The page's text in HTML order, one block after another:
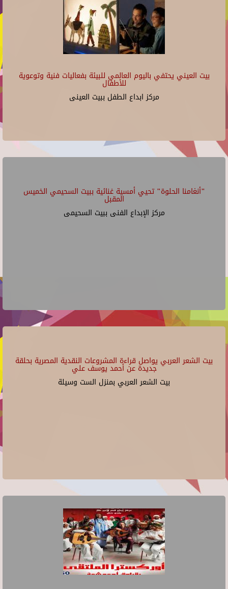
بيت العيني يحتفي باليوم العالمي للبيئة بفعاليات فنية وتوعوية
للأطفال
مركز ابداع الطفل ببيت العينى
"أنغامنا الحلوة" تحيي أمسية غنائية ببيت السحيمي الخميس
المقبل
مركز الإبداع الفنى ببيت السحيمى
بيت الشعر العربي يواصل قراءة المشروعات النقدية المصرية بحلقة
جديدة عن أحمد يوسف علي
بيت الشعر العربي بمنزل الست وسيلة